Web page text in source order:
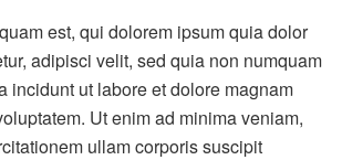
est, qui dolorem ipsum quia dolor
adipisci velit, sed quia non numquam
incidunt ut labore et dolore magnam
Ut enim ad minima veniam,
ullam corporis suscipit